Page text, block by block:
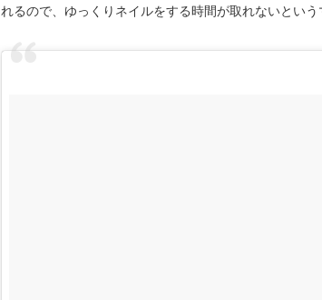
れるので、ゆっくりネイルをする時間が取れないという